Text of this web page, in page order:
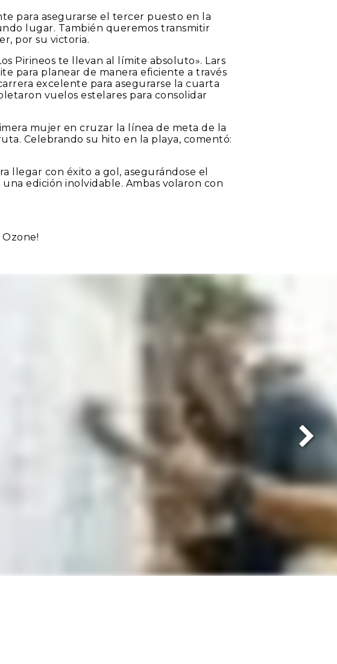
para asegurarse el tercer puesto en la
lugar. También queremos transmitir
por su victoria.
Pirineos te llevan al límite absoluto». Lars
para planear de manera eficiente a través
excelente para asegurarse la cuarta
vuelos estelares para consolidar
mujer en cruzar la línea de meta de la
Celebrando su hito en la playa, comentó:
llegar con éxito a gol, asegurándose el
edición inolvidable. Ambas volaron con